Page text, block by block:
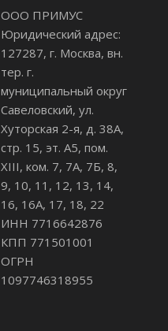
ООО ПРИМУС
Юридический адрес:
127287, г. Москва, вн.
тер. г.
муниципальный округ
Савеловский, ул.
Хуторская 2-я, д. 38А,
стр. 15, эт. А5, пом.
XIII, ком. 7, 7А, 7Б, 8,
9, 10, 11, 12, 13, 14,
16, 16А, 17, 18, 22
ИНН 7716642876
КПП 771501001
ОГРН
1097746318955